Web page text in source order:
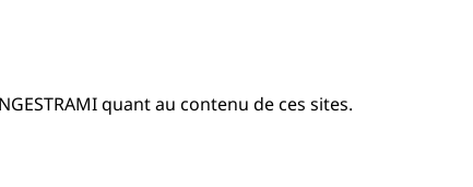
quant au contenu de ces sites.